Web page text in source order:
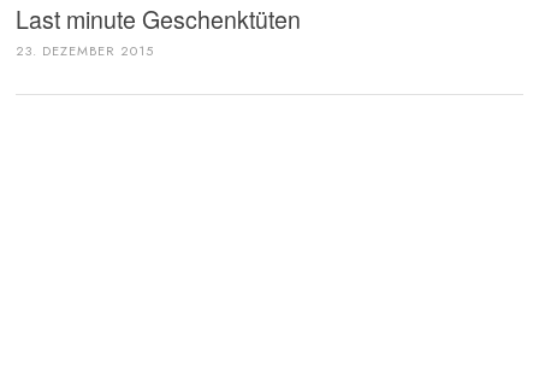
Last minute Geschenktüten
23. DEZEMBER 2015